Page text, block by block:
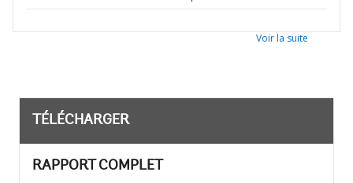
Voir la suite
TÉLÉCHARGER
RAPPORT COMPLET